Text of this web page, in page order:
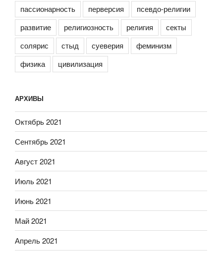
пассионарность перверсия
псевдо-религии
развитие
религиозность религия
секты
солярис
стыд суеверия
феминизм
физика
цивилизация
АРХИВЫ
Октябрь 2021
Сентябрь 2021
Август 2021
Июль 2021
Июнь 2021
Май 2021
Апрель 2021